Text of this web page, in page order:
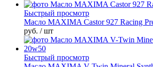
Быстрый просмотр
Масло MAXIMA Castor 927 Racing
руб. / шт
Быстрый просмотр